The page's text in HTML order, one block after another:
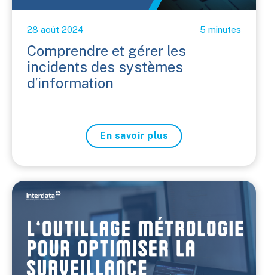
28 août 2024 5 minutes
Comprendre et gérer les
incidents des systèmes
d’information
En savoir plus